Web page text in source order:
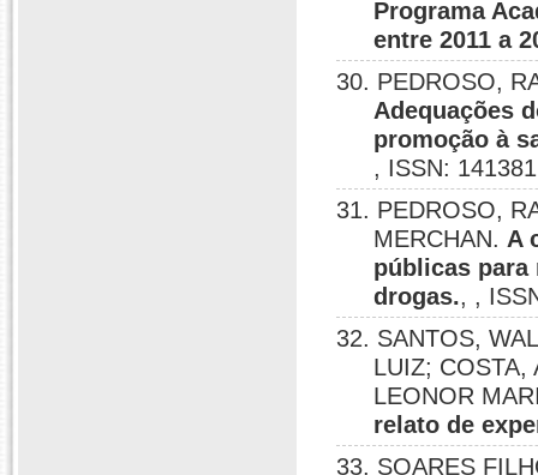
Programa
entre 2011 a
30. PEDROSO,
Adequações
promoção à
, ISSN:
31. PEDROSO,
MERCHAN. A
públicas para
drogas., ,
32. SANTOS,
LUIZ; COSTA,
LEONOR
relato de
33. SOARES